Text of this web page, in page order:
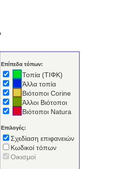
Επίπεδα τόπων:
Τοπία (ΤΙΦΚ)
Άλλα τοπία
Βιότοποι Corine
Άλλοι Βιότοποι
Βιότοποι Natura
Επιλογές:
Σχεδίαση επιφανειών
Κωδικοί τόπων
Οικισμοί